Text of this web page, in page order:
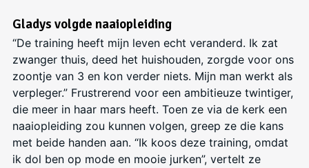
Gladys volgde naaiopleiding
“De training heeft mijn leven echt veranderd. Ik zat
zwanger thuis, deed het huishouden, zorgde voor ons
zoontje van 3 en kon verder niets. Mijn man werkt als
verpleger.” Frustrerend voor een ambitieuze twintiger,
die meer in haar mars heeft. Toen ze via de kerk een
naaiopleiding zou kunnen volgen, greep ze die kans
met beide handen aan. “Ik koos deze training, omdat
ik dol ben op mode en mooie jurken”, vertelt ze